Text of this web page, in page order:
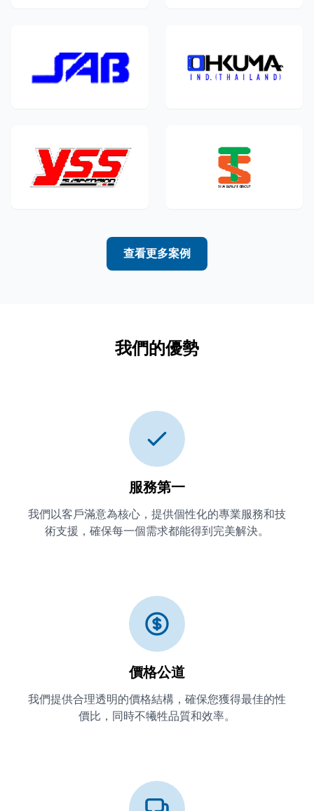
查看更多案例
我們的優勢
服務第一
我們以客戶滿意為核心，提供個性化的專業服務和技
術支援，確保每一個需求都能得到完美解決。
價格公道
我們提供合理透明的價格結構，確保您獲得最佳的性
價比，同時不犧牲品質和效率。